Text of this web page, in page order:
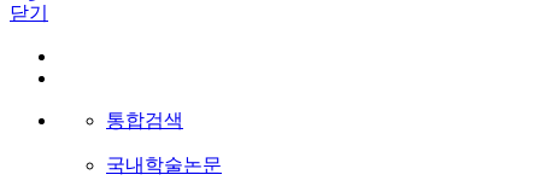
닫기
통합검색
국내학술논문